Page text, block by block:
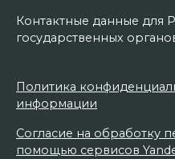
Контактные данные для
государственных
Политика
информации
Согласие на обработку
помощью сервисов